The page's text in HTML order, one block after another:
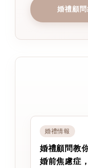
婚禮顧問
婚禮情報
婚禮顧問教
婚前焦慮症